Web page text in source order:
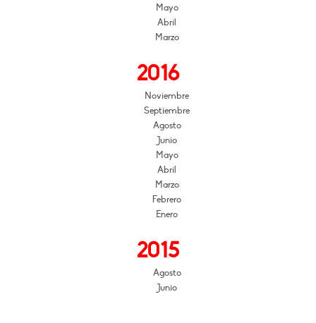
Mayo
Abril
Marzo
2016
Noviembre
Septiembre
Agosto
Junio
Mayo
Abril
Marzo
Febrero
Enero
2015
Agosto
Junio